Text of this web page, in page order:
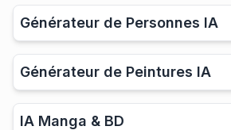
Générateur de Personnes IA
Générateur de Peintures IA
IA Manga & BD